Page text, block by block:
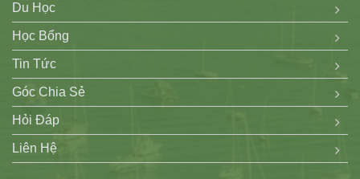
Du Học
Học Bổng
Tin Tức
Góc Chia Sẻ
Hỏi Đáp
Liên Hệ